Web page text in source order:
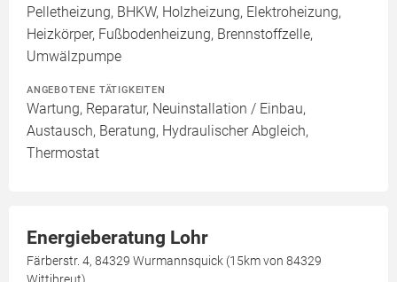
Pelletheizung, BHKW, Holzheizung, Elektroheizung,
Heizkörper, Fußbodenheizung, Brennstoffzelle,
Umwälzpumpe
ANGEBOTENE TÄTIGKEITEN
Wartung, Reparatur, Neuinstallation / Einbau,
Austausch, Beratung, Hydraulischer Abgleich,
Thermostat
Energieberatung Lohr
Färberstr. 4, 84329 Wurmannsquick (15km von 84329